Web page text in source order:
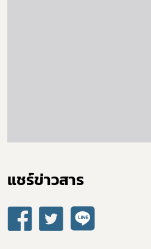
แชร์ข่าวสาร​เลือกหัวข้อที่ท่านต้องก